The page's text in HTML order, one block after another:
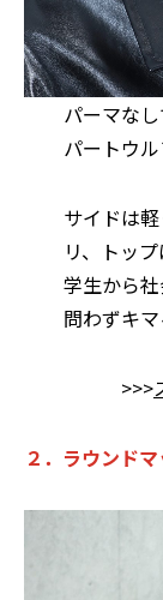
パーマな
パートウ
サイドは
リ、トッ
学生から
問わずキ
>>>
２．ラウンド